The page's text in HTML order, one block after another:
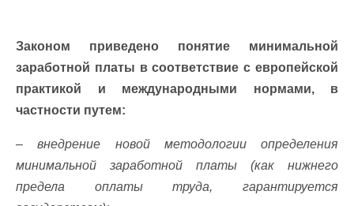
Законом приведено понятие минимальной
заработной платы в соответствие с европейской
практикой и международными нормами, в
частности путем:
– внедрение новой методологии определения
минимальной заработной платы (как нижнего
предела оплаты труда, гарантируется